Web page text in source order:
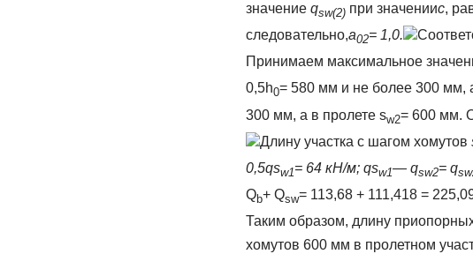
значение qsw(2)при значениис,
следовательно,а02= 1,0.
Принимаем максимальное
0,5h0= 580 мм и не более 300 мм,
300 мм, а в пролете sw2= 600 мм.
Длину участка с шагом хомутов
0,5qsw1= 64 кН/м; qsw1— qsw2= q
Qb+ Qsw= 113,68 + 111,418 =
Таким образом, длину
хомутов 600 мм в пролетном